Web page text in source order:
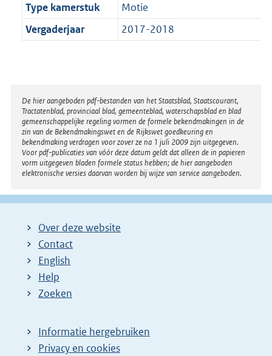
Type kamerstuk
Motie
Vergaderjaar
2017-2018
Disclaimer
De hier aangeboden pdf-bestanden van het Staatsblad, Staatscourant,
Tractatenblad, provinciaal blad, gemeenteblad, waterschapsblad en blad
gemeenschappelijke regeling vormen de formele bekendmakingen in de
zin van de Bekendmakingswet en de Rijkswet goedkeuring en
bekendmaking verdragen voor zover ze na 1 juli 2009 zijn uitgegeven.
Voor pdf-publicaties van vóór deze datum geldt dat alleen de in papieren
vorm uitgegeven bladen formele status hebben; de hier aangeboden
elektronische versies daarvan worden bij wijze van service aangeboden.
Over deze website
Contact
English
Help
Zoeken
Informatie hergebruiken
Privacy en cookies